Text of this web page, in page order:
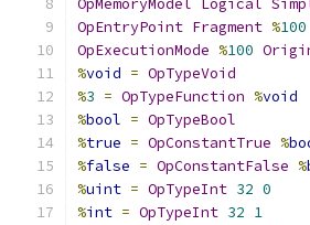
OpMemoryModel Logical
OpEntryPoint Fragment %100
OpExecutionMode %100
%void = OpTypeVoid
%3 = OpTypeFunction %void
%bool = OpTypeBool
%true = OpConstantTrue %
%false = OpConstantFalse %
%uint = OpTypeInt 32 0
%int = OpTypeInt 32 1